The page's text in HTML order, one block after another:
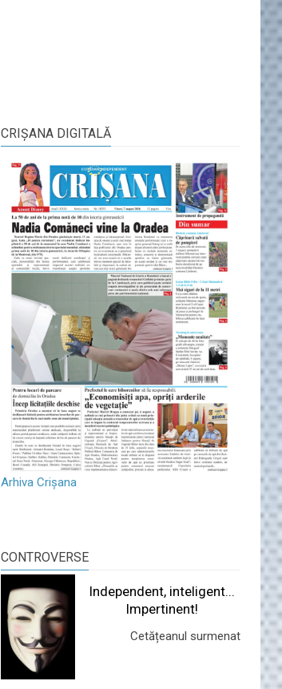
CRIŞANA DIGITALĂ
Arhiva Crișana
CONTROVERSE
Independent, inteligent...
Impertinent!
Cetățeanul surmenat